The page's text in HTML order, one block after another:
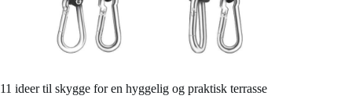
11 ideer til skygge for en hyggelig og praktisk terrasse